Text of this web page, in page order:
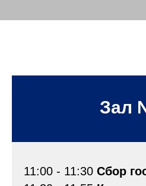
Зал
11:00 - 11:30 Сбор